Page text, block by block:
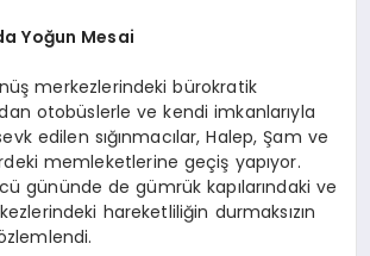
Yoğun Mesai
merkezlerindeki bürokratik
otobüslerle ve kendi imkanlarıyla
edilen sığınmacılar, Halep, Şam ve
memleketlerine geçiş yapıyor.
gününde de gümrük kapılarındaki ve
hareketliliğin durmaksızın